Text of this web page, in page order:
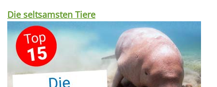
Die seltsamsten Tiere